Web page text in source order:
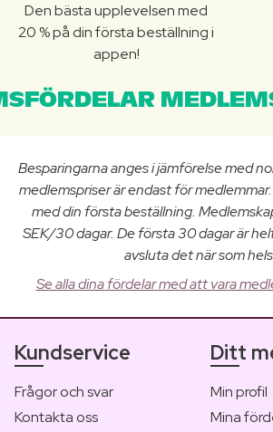
Den bästa upplevelsen med
20 % på din första beställning i
appen!
Besparingarna anges i jämförelse med
medlemspriser är endast för
med din första beställning.
SEK/30 dagar. De första 30 dagar är
avsluta det när som
Se alla dina fördelar med att vara
Kundservice
Frågor och svar
Kontakta oss
Ditt
Min profil
Mina